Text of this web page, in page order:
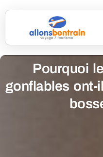
Pourquoi
gonflables ont-